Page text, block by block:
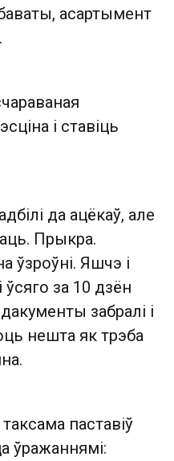
асартымент
і ставіць
да ацёкаў, але
Прыкра.
ўзроўні. Яшчэ і
за 10 дзён
забралі і
нешта як трэба
паставіў
ўражаннямі: